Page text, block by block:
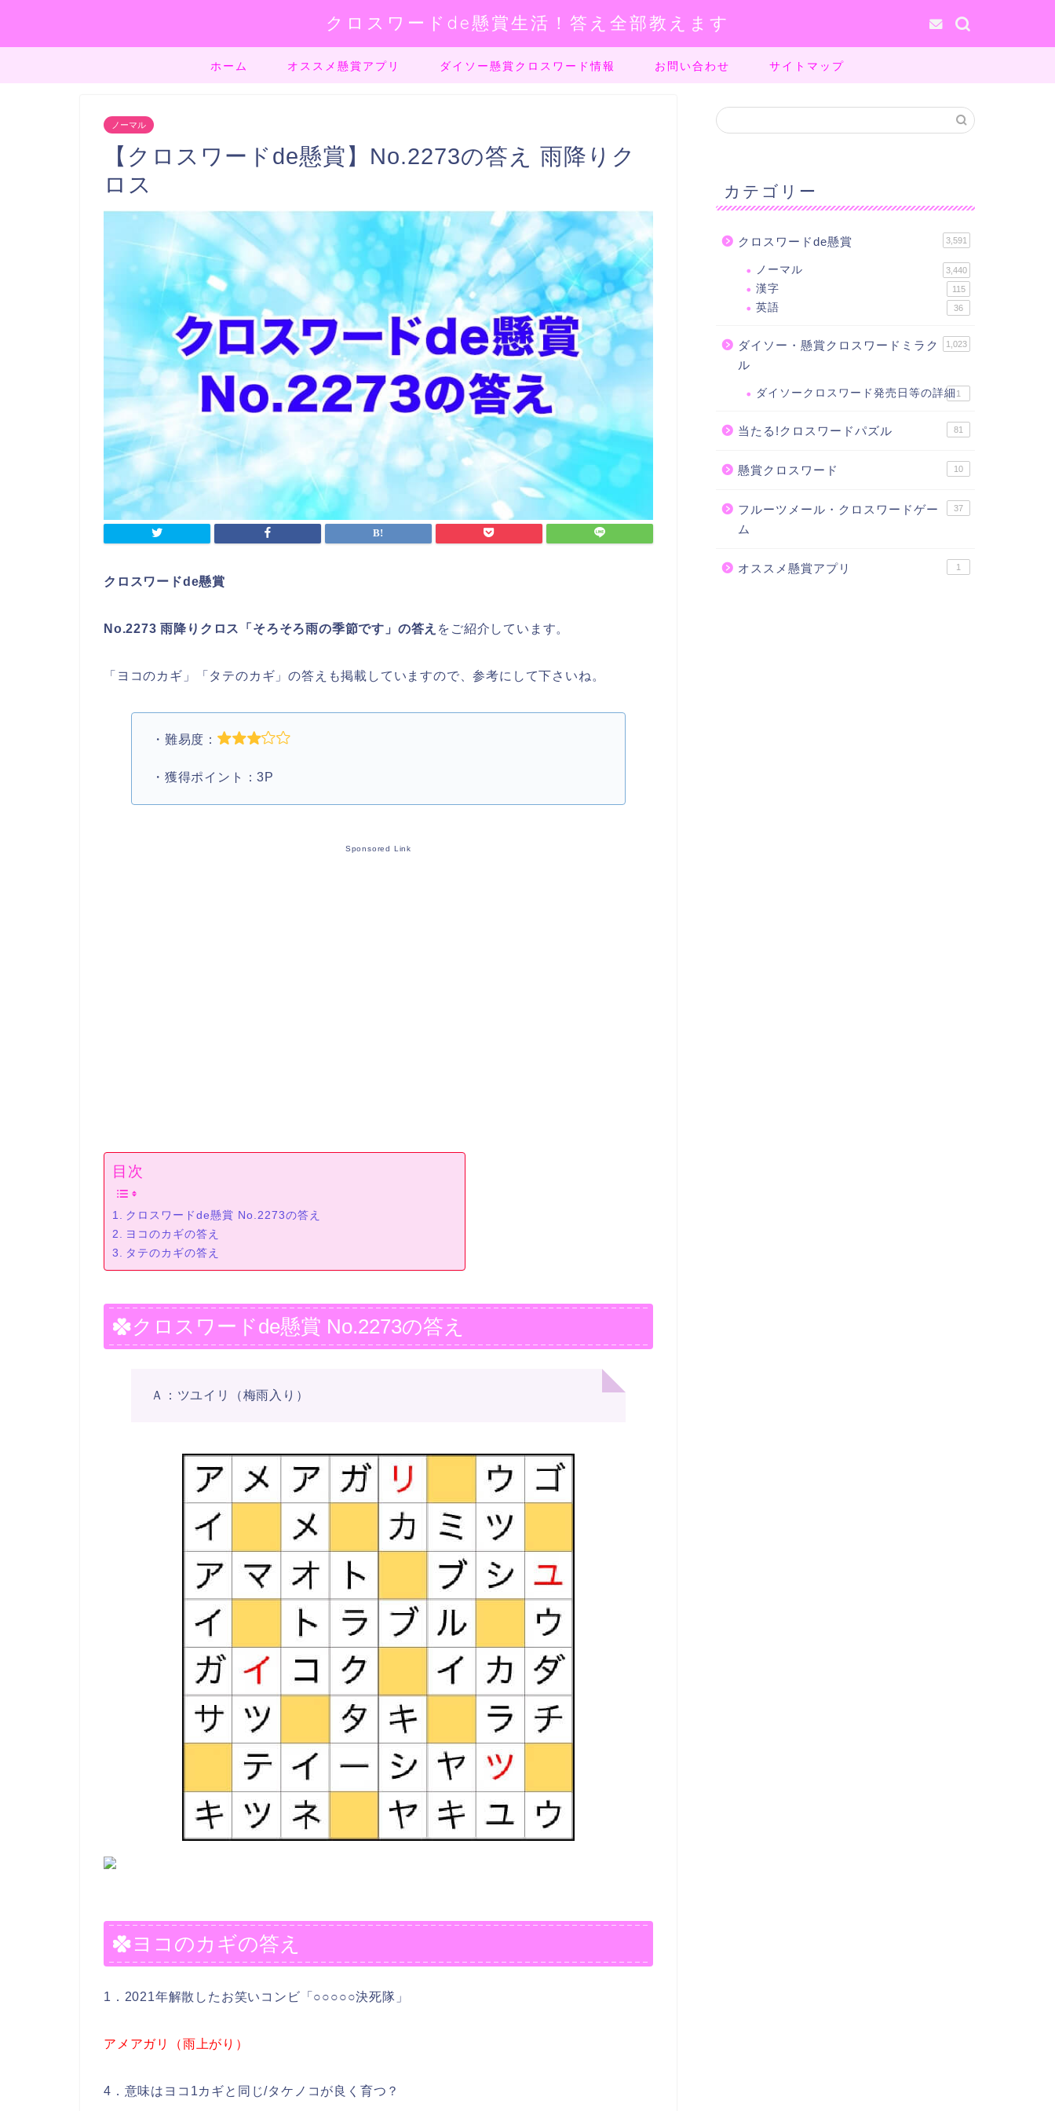
クロスワードde懸賞生活！答え全部教えます
ホーム オススメ懸賞アプリ ダイソー懸賞クロスワード情報 お問い合わせ サイトマップ
ノーマル
【クロスワードde懸賞】No.2273の答え 雨降りク
ロス
クロスワードde懸賞
No.2273 雨降りクロス「そろそろ雨の季節です」の答え をご紹介しています。
「ヨコのカギ」「タテのカギ」の答えも掲載していますので、参考にして下さいね。
・難易度：
・獲得ポイント：3P
Sponsored Link
目次
クロスワードde懸賞 No.2273の答え
ヨコのカギの答え
タテのカギの答え
クロスワードde懸賞 No.2273の答え
Ａ：ツユイリ（梅雨入り）
ヨコのカギの答え
1．2021年解散したお笑いコンビ「○○○○○決死隊」
アメアガリ（雨上がり）
4．意味はヨコ1カギと同じ/タケノコが良く育つ？
カテゴリー
クロスワードde懸賞 3,591
ノーマル 3,440
漢字 115
英語 36
ダイソー・懸賞クロスワードミラク
ル
1,023
ダイソークロスワード発売日等の詳細 1
当たる!クロスワードパズル 81
懸賞クロスワード 10
フルーツメール・クロスワードゲー
ム
37
オススメ懸賞アプリ 1